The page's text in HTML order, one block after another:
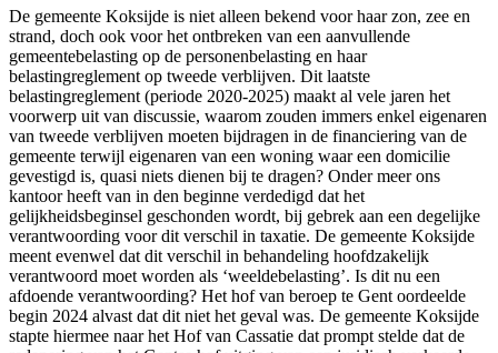
De gemeente Koksijde is niet alleen bekend voor haar zon, zee en
strand, doch ook voor het ontbreken van een aanvullende
gemeentebelasting op de personenbelasting en haar
belastingreglement op tweede verblijven. Dit laatste
belastingreglement (periode 2020-2025) maakt al vele jaren het
voorwerp uit van discussie, waarom zouden immers enkel eigenaren
van tweede verblijven moeten bijdragen in de financiering van de
gemeente terwijl eigenaren van een woning waar een domicilie
gevestigd is, quasi niets dienen bij te dragen? Onder meer ons
kantoor heeft van in den beginne verdedigd dat het
gelijkheidsbeginsel geschonden wordt, bij gebrek aan een degelijke
verantwoording voor dit verschil in taxatie. De gemeente Koksijde
meent evenwel dat dit verschil in behandeling hoofdzakelijk
verantwoord moet worden als ‘weeldebelasting’. Is dit nu een
afdoende verantwoording? Het hof van beroep te Gent oordeelde
begin 2024 alvast dat dit niet het geval was. De gemeente Koksijde
stapte hiermee naar het Hof van Cassatie dat prompt stelde dat de